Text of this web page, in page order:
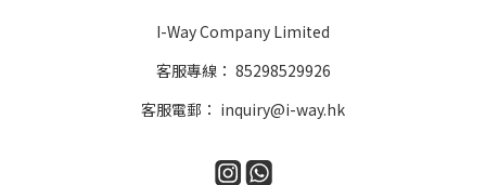
I-Way Company Limited
客服專線： 85298529926
客服電郵： inquiry@i-way.hk